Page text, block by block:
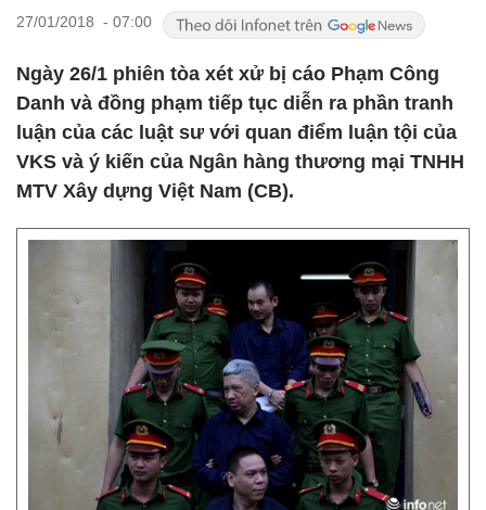
27/01/2018 - 07:00
Ngày 26/1 phiên tòa xét xử bị cáo Phạm Công
Danh và đồng phạm tiếp tục diễn ra phần tranh
luận của các luật sư với quan điểm luận tội của
VKS và ý kiến của Ngân hàng thương mại TNHH
MTV Xây dựng Việt Nam (CB).